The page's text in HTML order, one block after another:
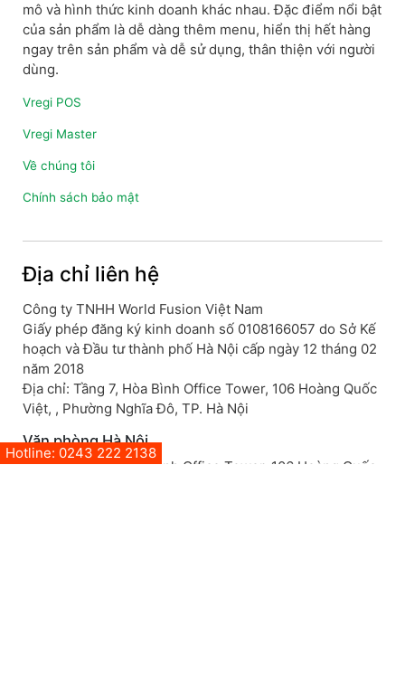
Hotline: 0243 222 2138
mô và hình thức kinh doanh khác nhau. Đặc điểm nổi bật
của sản phẩm là dễ dàng thêm menu, hiển thị hết hàng
ngay trên sản phẩm và dễ sử dụng, thân thiện với người
dùng.
Vregi POS
Vregi Master
Về chúng tôi
Chính sách bảo mật
Địa chỉ liên hệ
Công ty TNHH World Fusion Việt Nam
Giấy phép đăng ký kinh doanh số 0108166057 do Sở Kế
hoạch và Đầu tư thành phố Hà Nội cấp ngày 12 tháng 02
năm 2018
Địa chỉ: Tầng 7, Hòa Bình Office Tower, 106 Hoàng Quốc
Việt, , Phường Nghĩa Đô, TP. Hà Nội
Văn phòng Hà Nội
Hà Nội: Tầng 7, Hòa Bình Office Tower, 106 Hoàng Quốc